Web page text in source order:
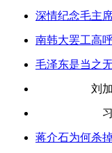
深情纪念毛主
南韩大罢工高
毛泽东是当之
刘加
习近
蒋介石为何杀